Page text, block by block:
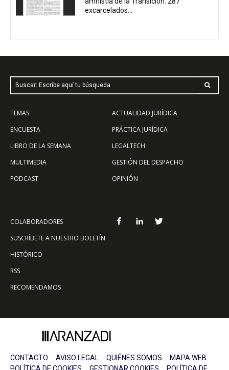
excarcelados...
Buscar: Escribe aquí tu búsqueda
TEMAS
ENCUESTA
LIBRO DE LA SEMANA
MULTIMEDIA
PODCAST
ACTUALIDAD JURÍDICA
PRÁCTICA JURÍDICA
LEGALTECH
GESTIÓN DEL DESPACHO
OPINIÓN
COLABORADORES
SUSCRÍBETE A NUESTRO BOLETÍN
HISTÓRICO
RSS
RECOMENDAMOS
CONTACTO AVISO LEGAL QUIÉNES SOMOS
MAPA WEB